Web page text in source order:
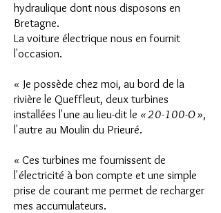
hydraulique dont nous disposons en
Bretagne.
La voiture électrique nous en fournit
l'occasion.
« Je possède chez moi, au bord de la
rivière le Queffleut, deux turbines
installées l'une au lieu-dit le « 20-100-O »,
l'autre au Moulin du Prieuré.
« Ces turbines me fournissent de
l'électricité à bon compte et une simple
prise de courant me permet de recharger
mes accumulateurs.